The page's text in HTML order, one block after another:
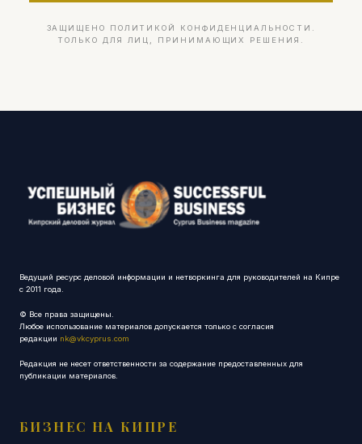
ЗАЩИЩЕНО ПОЛИТИКОЙ КОНФИДЕНЦИАЛЬНОСТИ.
ТОЛЬКО ДЛЯ ЛИЦ, ПРИНИМАЮЩИХ РЕШЕНИЯ.
Ведущий ресурс деловой информации и нетворкинга для руководителей на Кипре
с 2011 года.
© Все права защищены.
Любое использование материалов допускается только с согласия
редакции nk@vkcyprus.com
Редакция не несет ответственности за содержание предоставленных для
публикации материалов.
БИЗНЕС НА КИПРЕ